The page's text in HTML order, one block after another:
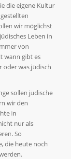
die eigene Kultur
wir möglichst
Leben in
von
wann gibt es
oder was jüdisch
sollen jüdische
wir den
in
nur als
So
die heute noch